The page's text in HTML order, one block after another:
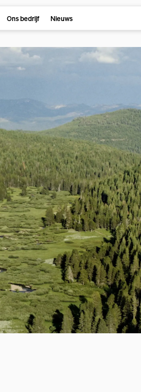
Ons bedrijf Nieuws